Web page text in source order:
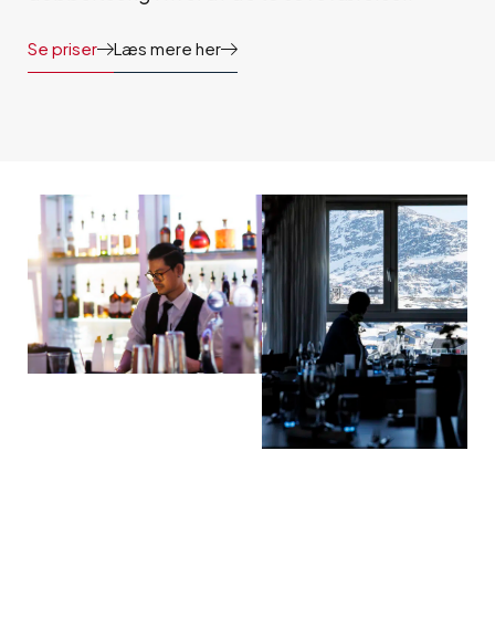
Se priser Læs mere her